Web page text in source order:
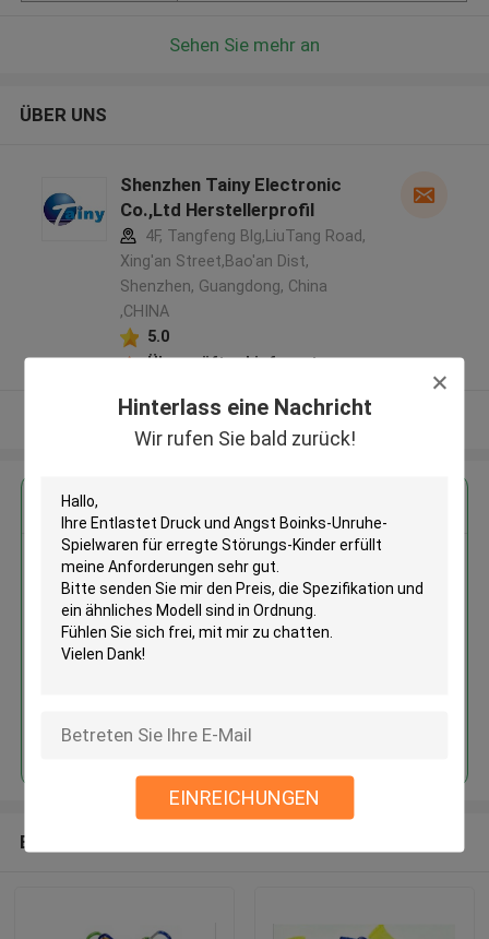
Hinterlass eine Nachricht
Wir rufen Sie bald zurück!
EINREICHUNGEN
Sehen Sie mehr an
ÜBER UNS
Shenzhen Tainy Electronic
Co.,Ltd Herstellerprofil
4F, Tangfeng Blg,LiuTang Road,
Xing'an Street,Bao'an Dist,
Shenzhen, Guangdong, China
,CHINA
5.0
Überprüfter Lieferant
Sehen Sie mehr an
Erhalten Sie den besten Preis für
Entlastet Druck und Angst
Boinks-Unruhe-Spielwaren für
erregte Störungs-Kinder
Fortsetzen
Empfohlene Produkte